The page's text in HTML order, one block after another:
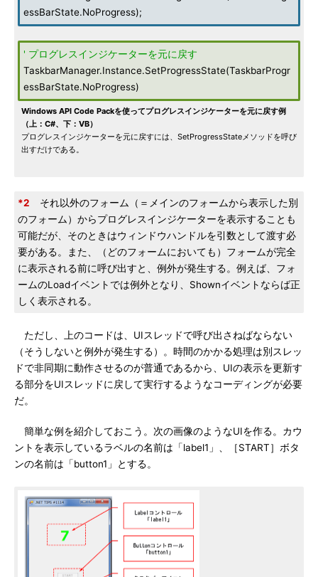
essBarState.NoProgress);
' プログレスインジケーターを元に戻す
TaskbarManager.Instance.SetProgressState(TaskbarProgr
essBarState.NoProgress)
Windows API Code Packを使ってプログレスインジケーターを元に戻す例
（上：C#、下：VB）
プログレスインジケーターを元に戻すには、SetProgressStateメソッドを呼び
出すだけである。
*2 それ以外のフォーム（＝メインのフォームから表示した別
のフォーム）からプログレスインジケーターを表示することも
可能だが、そのときはウィンドウハンドルを引数として渡す必
要がある。また、（どのフォームにおいても）フォームが完全
に表示される前に呼び出すと、例外が発生する。例えば、フォ
ームのLoadイベントでは例外となり、Shownイベントならば正
しく表示される。
ただし、上のコードは、UIスレッドで呼び出さねばならない
（そうしないと例外が発生する）。時間のかかる処理は別スレッ
ドで非同期に動作させるのが普通であるから、UIの表示を更新す
る部分をUIスレッドに戻して実行するようなコーディングが必要
だ。
簡単な例を紹介しておこう。次の画像のようなUIを作る。カウ
ントを表示しているラベルの名前は「label1」、［START］ボタ
ンの名前は「button1」とする。